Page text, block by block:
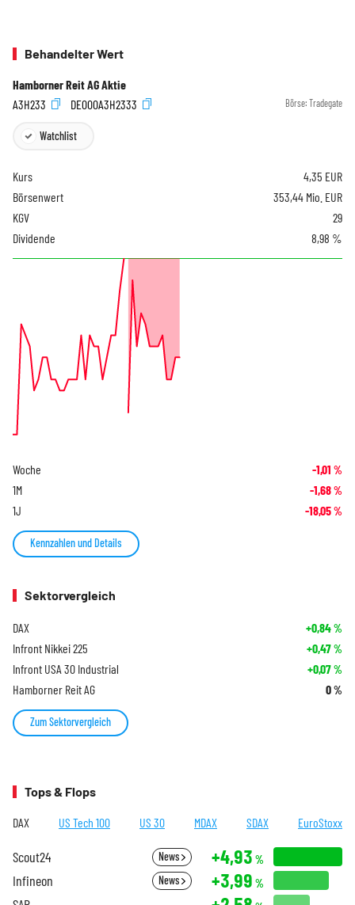
Behandelter Wert
Hamborner Reit AG Aktie
A3H233
DE000A3H2333 Börse: Tradegate
Watchlist
Kurs 4,35 EUR
Börsenwert
353,44 Mio. EUR
KGV
29
Dividende
8,98 %
Woche -1,01 %
1M -1,68%
1J -18,05%
Kennzahlen und Details
Sektorvergleich
DAX +0,84%
Infront Nikkei 225 +0,47%
Infront USA 30 Industrial +0,07%
Hamborner Reit AG 0%
Zum Sektorvergleich
Tops & Flops
DAX US Tech 100 US 30 MDAX SDAX EuroStoxx
Scout24 News +4,93 %
Infineon News +3,99 %